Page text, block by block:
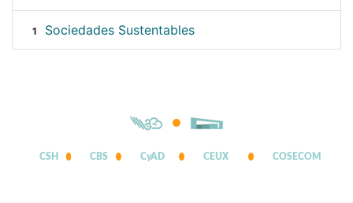
1 Sociedades Sustentables
CSH CBS CyAD CEUX COSECOM